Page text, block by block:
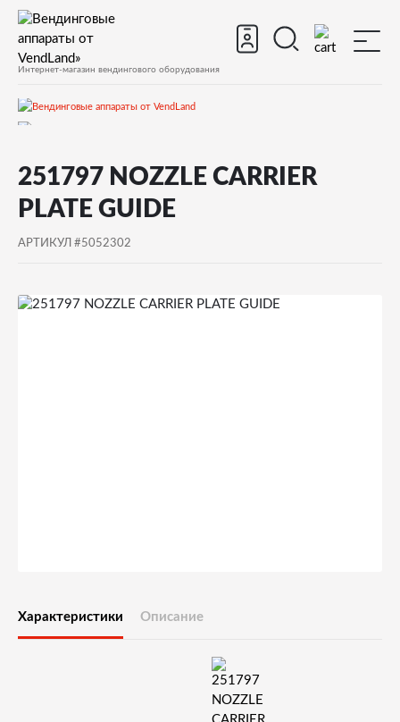
Интернет-магазин вендингового оборудования
Запчасти для вендинговых автоматов
12.Миксер,контейнеры
251797 NOZZLE CARRIER
PLATE GUIDE
АРТИКУЛ #5052302
Характеристики Описание